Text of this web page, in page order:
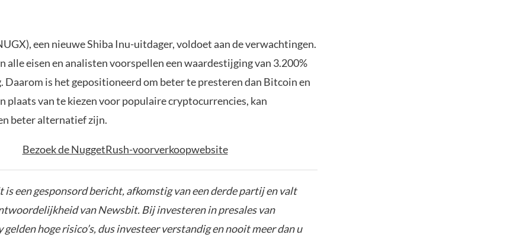
een nieuwe Shiba Inu-uitdager, voldoet aan de verwachtingen.
alle eisen en analisten voorspellen een waardestijging van 3.200%
Daarom is het gepositioneerd om beter te presteren dan Bitcoin en
plaats van te kiezen voor populaire cryptocurrencies, kan
beter alternatief zijn.
Bezoek de NuggetRush-voorverkoopwebsite
een gesponsord bericht, afkomstig van een derde partij en valt
van Newsbit. Bij investeren in presales van
hoge risico’s, dus investeer verstandig en nooit meer dan u